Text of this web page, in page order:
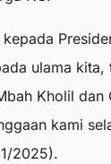
ulama
Kholil dan
kami
2025).